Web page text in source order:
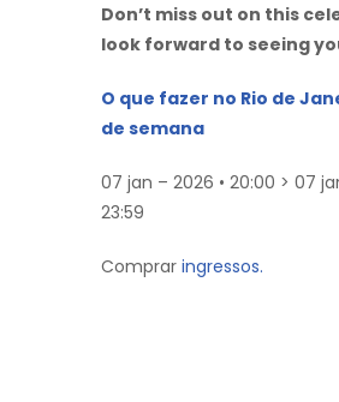
Don’t miss out on this
look forward to seeing
O que fazer no Rio de
de semana
07 jan – 2026 • 20:00 > 07
23:59
Comprar ingressos.